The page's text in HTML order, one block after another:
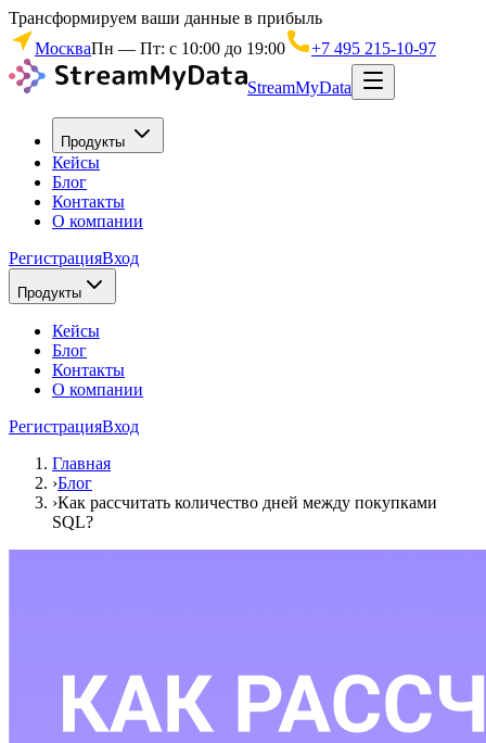
Трансформируем ваши данные в прибыль
МоскваПн — Пт: с 10:00 до 19:00 +7 495 215-10-97
StreamMyData
Продукты
Кейсы
Блог
Контакты
О компании
РегистрацияВход
Продукты
Кейсы
Блог
Контакты
О компании
РегистрацияВход
Главная
›Блог
›Как рассчитать количество дней между покупками
SQL?